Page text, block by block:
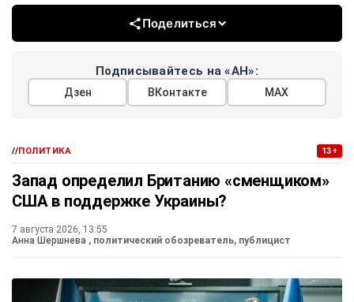
Поделиться
Подписывайтесь на «АН»:
Дзен ВКонтакте МАХ
//ПОЛИТИКА 13+
Запад определил Британию «сменщиком»
США в поддержке Украины?
7 августа 2026, 13:55
Анна Шершнева , политический обозреватель, публицист